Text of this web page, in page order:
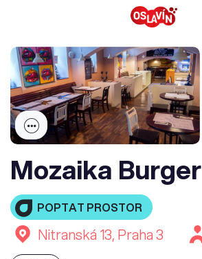
Mozaika Burger
POPTAT PROSTOR
Nitranská 13, Praha 3